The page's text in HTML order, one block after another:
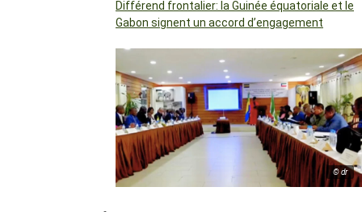
Différend frontalier: la Guinée équatoriale et le
Gabon signent un accord d’engagement
© dr